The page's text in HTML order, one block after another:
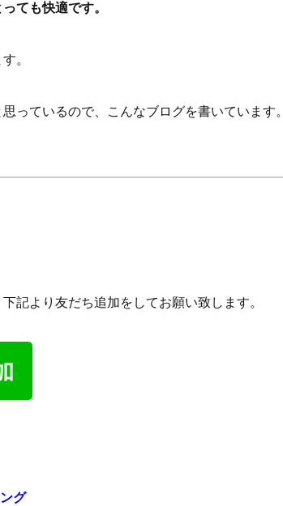
ても快適です。
。
っているので、こんなブログを書いています。
記より友だち追加をしてお願い致します。
グ